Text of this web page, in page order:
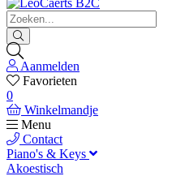
Aanmelden
Favorieten
0
Winkelmandje
Menu
Contact
Piano's & Keys
Akoestisch